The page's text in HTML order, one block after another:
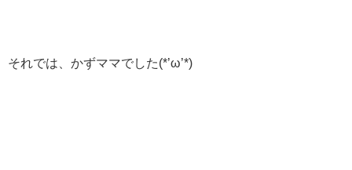
それでは、かずママでした(*’ω’*)